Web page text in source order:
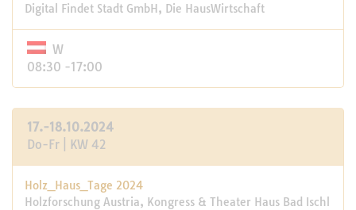
Digital Findet Stadt GmbH, Die HausWirtschaft
W
08:30 -17:00
17.-18.10.2024
Do-Fr | KW 42
Holz_Haus_­Tage 2024
Holzforschung Austria, Kongress & Thea­ter ­Haus Bad Ischl